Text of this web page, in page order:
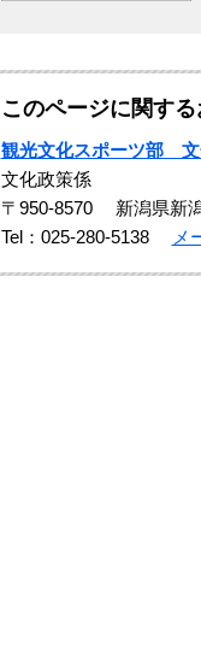
このページに関す
観光文化スポーツ部
文化政策係
〒950-8570
新潟県新
Tel：025-280-5138
メ